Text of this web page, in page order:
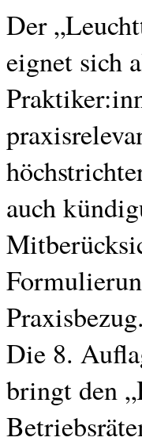
Der
eignet sich
auch
Praxisbezug.
Die 8.
bringt den